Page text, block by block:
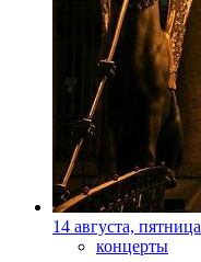
14 августа, пятница
концерты